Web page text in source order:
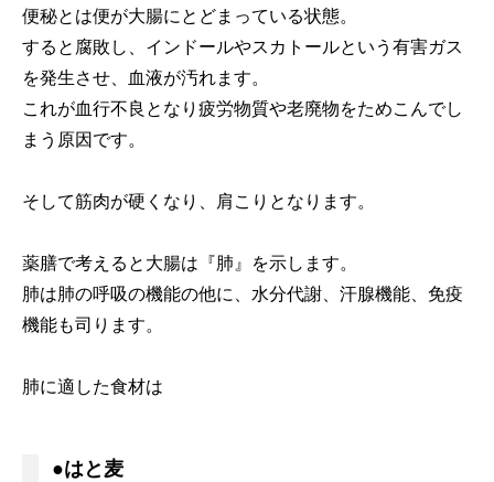
便秘とは便が大腸にとどまっている状態。
すると腐敗し、インドールやスカトールという有害ガス
を発生させ、血液が汚れます。
これが血行不良となり疲労物質や老廃物をためこんでし
まう原因です。
そして筋肉が硬くなり、肩こりとなります。
薬膳で考えると大腸は『肺』を示します。
肺は肺の呼吸の機能の他に、水分代謝、汗腺機能、免疫
機能も司ります。
肺に適した食材は
●はと麦